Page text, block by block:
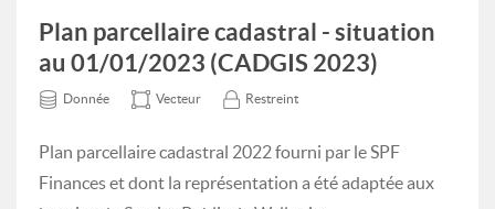
Plan parcellaire cadastral - situation
au 01/01/2023 (CADGIS 2023)
Donnée Vecteur Restreint
Plan parcellaire cadastral 2022 fourni par le SPF
Finances et dont la représentation a été adaptée aux